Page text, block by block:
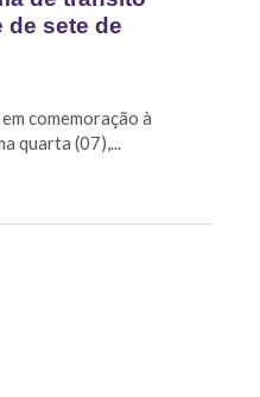
de sete de
comemoração à
quarta (07),...